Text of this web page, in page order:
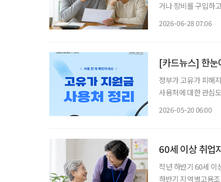
거나 장비를 구입하
2026-06-28 07:06
[카드뉴스] 한
정부가 고유가 피해
사용처에 대한 관심
2026-05-20 06:00
60세 이상 취업
작년 하반기 60세 이상 취업자가
하반기 지역별고용